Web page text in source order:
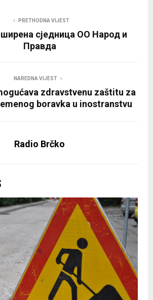
PRETHODNA VIJEST
сједница ОО Народ и
Правда
NAREDNA VIJEST
zdravstvenu zaštitu za
boravka u inostranstvu
Radio Brčko